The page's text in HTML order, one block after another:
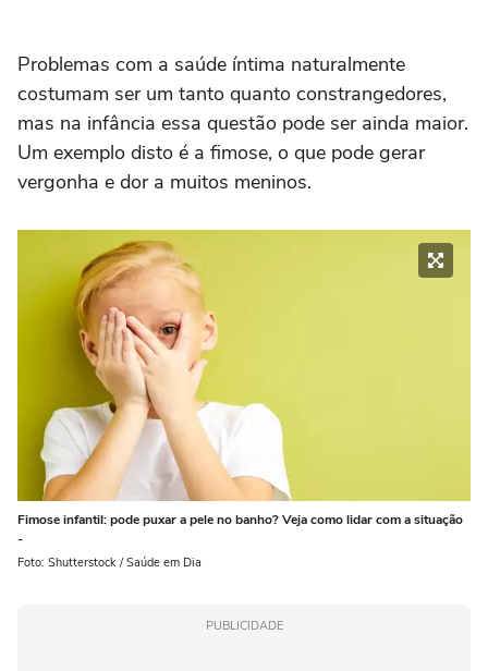
Problemas com a saúde íntima naturalmente
costumam ser um tanto quanto constrangedores,
mas na infância essa questão pode ser ainda maior.
Um exemplo disto é a fimose, o que pode gerar
vergonha e dor a muitos meninos.
Fimose infantil: pode puxar a pele no banho? Veja como lidar com a situação
-
Foto: Shutterstock / Saúde em Dia
PUBLICIDADE